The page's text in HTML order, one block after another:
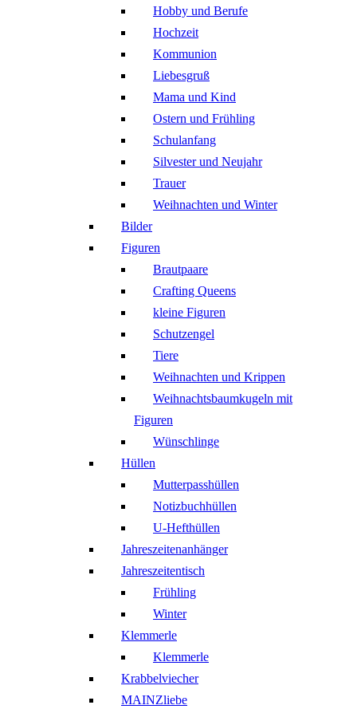
Hobby und Berufe
Hochzeit
Kommunion
Liebesgruß
Mama und Kind
Ostern und Frühling
Schulanfang
Silvester und Neujahr
Trauer
Weihnachten und Winter
Bilder
Figuren
Brautpaare
Crafting Queens
kleine Figuren
Schutzengel
Tiere
Weihnachten und Krippen
Weihnachtsbaumkugeln mit
Figuren
Wünschlinge
Hüllen
Mutterpasshüllen
Notizbuchhüllen
U-Hefthüllen
Jahreszeitenanhänger
Jahreszeitentisch
Frühling
Winter
Klemmerle
Klemmerle
Krabbelviecher
MAINZliebe